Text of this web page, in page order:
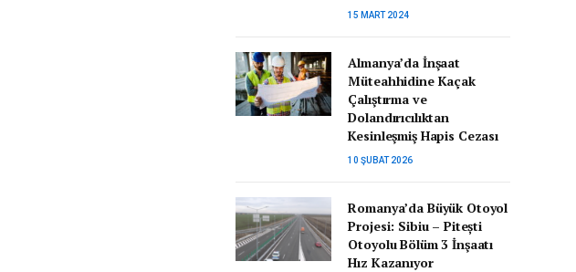
15 MART 2024
Almanya’da İnşaat
Müteahhidine Kaçak
Çalıştırma ve
Dolandırıcılıktan
Kesinleşmiş Hapis Cezası
10 ŞUBAT 2026
Romanya’da Büyük Otoyol
Projesi: Sibiu – Pitești
Otoyolu Bölüm 3 İnşaatı
Hız Kazanıyor